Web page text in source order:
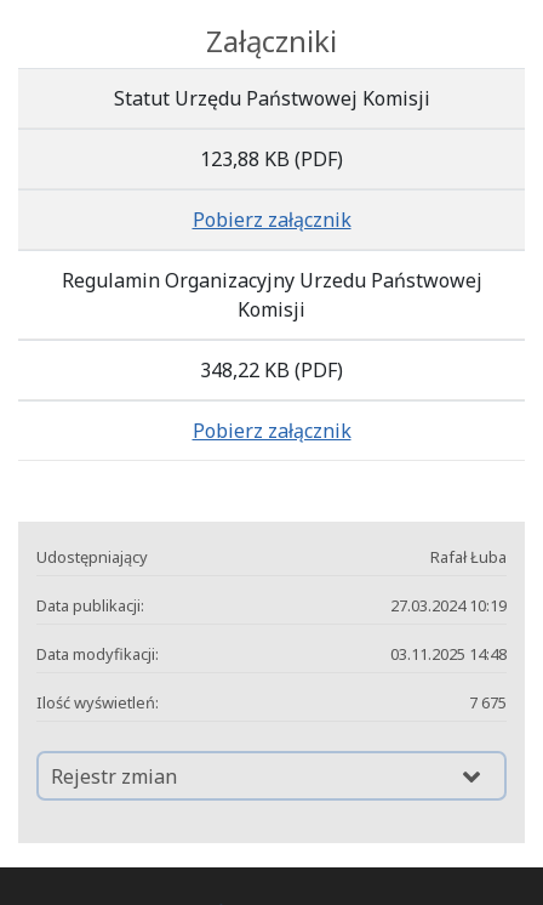
Załączniki
Statut Urzędu Państwowej Komisji
123,88 KB (PDF)
Pobierz załącznik
Regulamin Organizacyjny Urzedu Państwowej
Komisji
348,22 KB (PDF)
Pobierz załącznik
Udostępniający Rafał Łuba
Data publikacji: 27.03.2024 10:19
Data modyfikacji: 03.11.2025 14:48
Ilość wyświetleń: 7 675
Rejestr zmian